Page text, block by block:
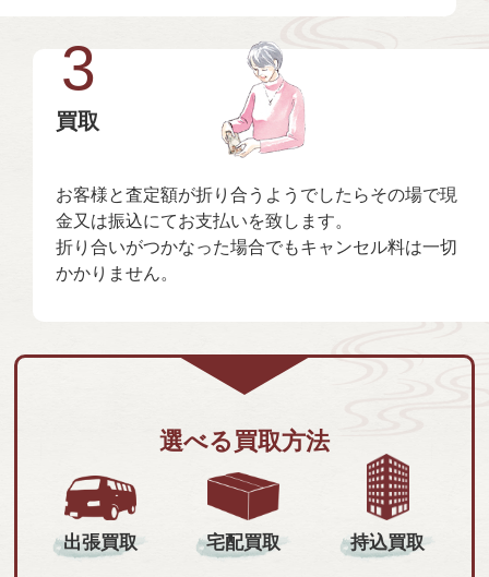
3
買取
お客様と査定額が折り合うようでしたらその場で現
金又は振込にてお支払いを致します。
折り合いがつかなった場合でもキャンセル料は一切
かかりません。
選べる買取方法
出張買取 宅配買取 持込買取